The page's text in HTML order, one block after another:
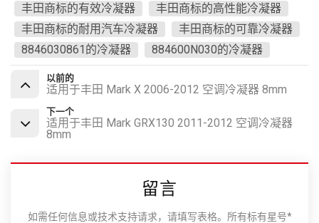
丰田商标的有效冷凝器
丰田商标的高性能冷凝器
丰田商标的耐用汽车冷凝器
丰田商标的可靠冷凝器
8846030861的冷凝器
884600N030的冷凝器
以前的
适用于丰田 Mark X 2006-2012 空调冷凝器 8mm
下一个
适用于丰田 Mark GRX130 2011-2012 空调冷凝器
8mm
留言
如需任何信息或技术支持请求，请填写表格。所有标有星号*